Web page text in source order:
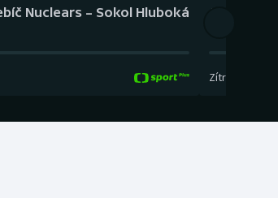
Nuclears – Sokol Hluboká
Zítra